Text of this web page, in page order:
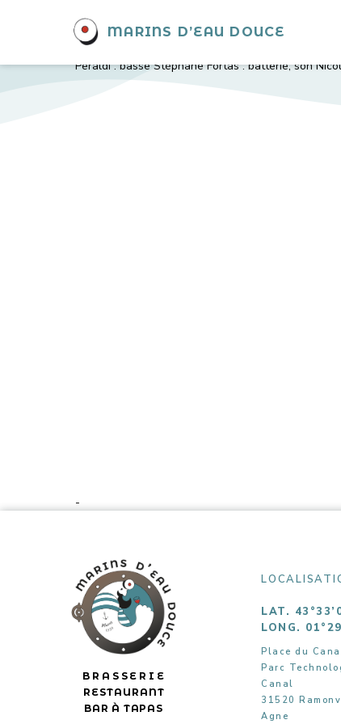
MARINS D’EAU DOUCE
BARAKA GROOVE
"Baraka’Groove c’est avant tout la belle
avec un répertoire composé exclusivement de
Peraldi : basse Stéphane Fortas : batterie, son
-
BRASSERIE
RESTAURANT
BAR À TAPAS
LAT.
LONG.
Place du
Parc
Canal
31520
Agne